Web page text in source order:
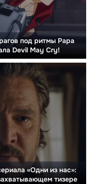
под ритмы Papa
Devil May Cry!
«Одни из нас»:
тизере